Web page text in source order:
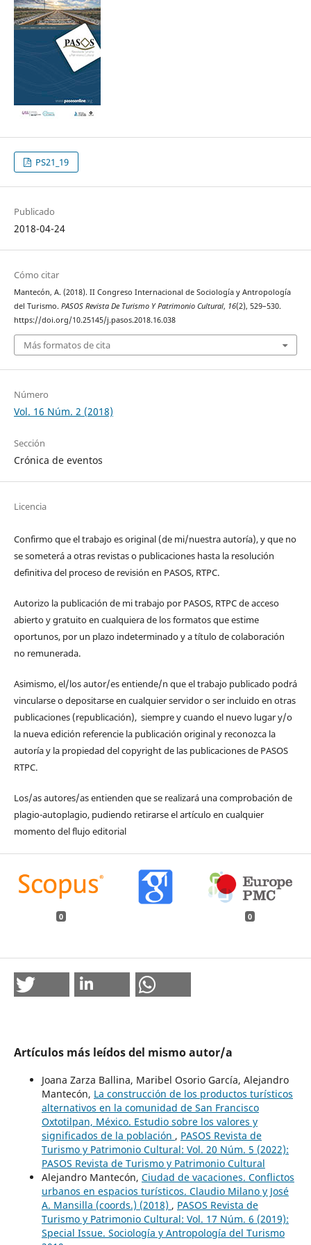
PS21_19
Publicado
2018-04-24
Cómo citar
Mantecón, A. (2018). II Congreso Internacional de Sociología y Antropología
del Turismo. PASOS Revista De Turismo Y Patrimonio Cultural, 16(2), 529–530.
https://doi.org/10.25145/j.pasos.2018.16.038
Más formatos de cita
Número
Vol. 16 Núm. 2 (2018)
Sección
Crónica de eventos
Licencia
Confirmo que el trabajo es original (de mi/nuestra autoría), y que no
se someterá a otras revistas o publicaciones hasta la resolución
definitiva del proceso de revisión en PASOS, RTPC.
Autorizo la publicación de mi trabajo por PASOS, RTPC de acceso
abierto y gratuito en cualquiera de los formatos que estime
oportunos, por un plazo indeterminado y a título de colaboración
no remunerada.
Asimismo, el/los autor/es entiende/n que el trabajo publicado podrá
vincularse o depositarse en cualquier servidor o ser incluido en otras
publicaciones (republicación), siempre y cuando el nuevo lugar y/o
la nueva edición referencie la publicación original y reconozca la
autoría y la propiedad del copyright de las publicaciones de PASOS
RTPC.
Los/as autores/as entienden que se realizará una comprobación de
plagio-autoplagio, pudiendo retirarse el artículo en cualquier
momento del flujo editorial
0 0
Artículos más leídos del mismo autor/a
Joana Zarza Ballina, Maribel Osorio García, Alejandro
Mantecón, La construcción de los productos turísticos
alternativos en la comunidad de San Francisco
Oxtotilpan, México. Estudio sobre los valores y
significados de la población , PASOS Revista de
Turismo y Patrimonio Cultural: Vol. 20 Núm. 5 (2022):
PASOS Revista de Turismo y Patrimonio Cultural
Alejandro Mantecón, Ciudad de vacaciones. Conflictos
urbanos en espacios turísticos. Claudio Milano y José
A. Mansilla (coords.) (2018) , PASOS Revista de
Turismo y Patrimonio Cultural: Vol. 17 Núm. 6 (2019):
Special Issue. Sociología y Antropología del Turismo